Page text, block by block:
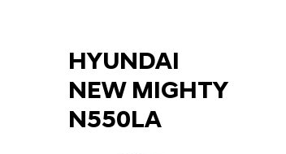
HYUNDAI
NEW MIGHTY
N550LA